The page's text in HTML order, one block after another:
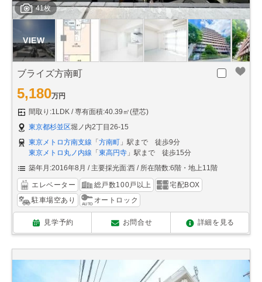
41枚
ブライズ方南町
5,180万円
間取り:1LDK
専有面積:40.39㎡(壁芯)
東京都杉並区堀ノ内2丁目26-15
東京メトロ方南支線 「 方南町 」駅まで 徒歩9分
東京メトロ丸ノ内線 「 東高円寺 」駅まで 徒歩15分
築年月:2016年8月
主要採光面:西 所在階数:6階・地上11階
エレベーター 総戸数100戸以上
宅配BOX
駐車場空あり
オートロック
見学予約 お問合せ 詳細を見る